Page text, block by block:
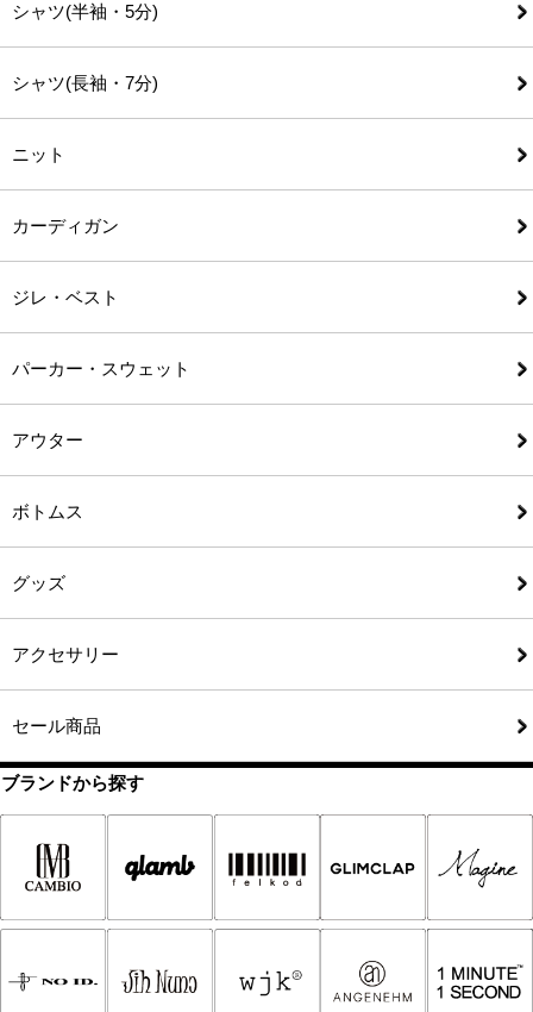
シャツ(半袖・5分)
シャツ(長袖・7分)
ニット
カーディガン
ジレ・ベスト
パーカー・スウェット
アウター
ボトムス
グッズ
アクセサリー
セール商品
ブランドから探す